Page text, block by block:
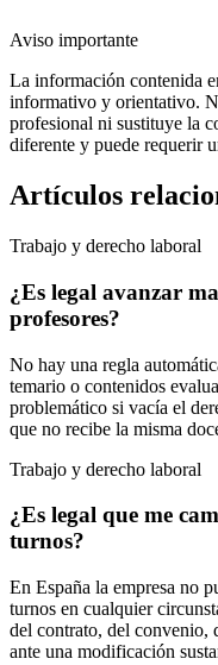
Aviso importante
La información contenida
informativo y orientativo.
profesional ni sustituye la
diferente y puede requerir
Artículos
Trabajo y derecho laboral
¿Es legal avanzar
profesores?
No hay una regla
temario o contenidos
problemático si vacía el
que no recibe la misma
Trabajo y derecho laboral
¿Es legal que me
turnos?
En España la empresa no
turnos en cualquier
del contrato, del convenio,
ante una modificación